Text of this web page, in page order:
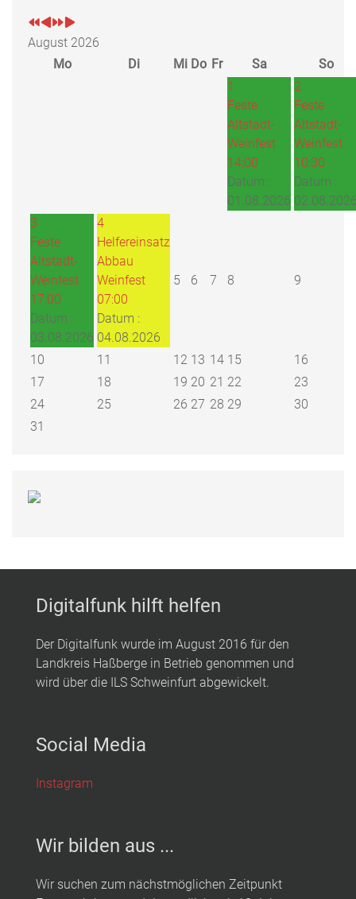
August 2026
Mo
Di Mi Do Fr Sa
So
1
Feste
Altstadt-
Weinfest
14:00
Datum :
01.08.2026
2
Feste
Altstadt-
Weinfest
10:30
Datum :
3
Feste
Altstadt-
Weinfest
17:00
Datum :
03.08.2026
4
Helfereinsatz
Abbau
Weinfest
07:00
Datum :
04.08.2026
5 6 7 8 9
10 11 12 13 14 15
16
17
18 19 20 21 22
23
24
25 26 27 28 29
30
31
Digitalfunk hilft helfen
Der Digitalfunk wurde im August 2016 für den
Landkreis Haßberge in Betrieb genommen und
wird über die ILS Schweinfurt abgewickelt.
Social Media
Instagram
Wir bilden aus ...
Wir suchen zum nächstmöglichen Zeitpunkt